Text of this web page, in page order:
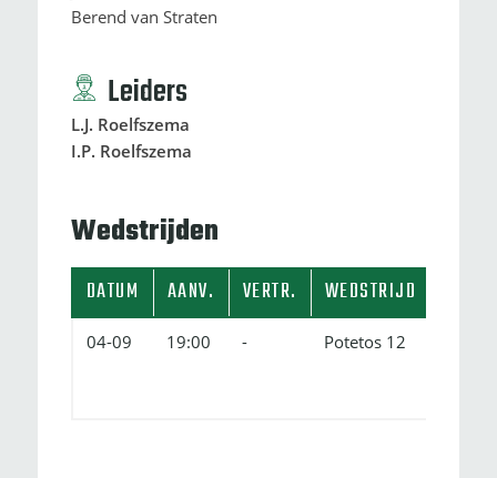
Berend van Straten
Leiders
L.J. Roelfszema
I.P. Roelfszema
Wedstrijden
DATUM AANV. VERTR. WEDSTRIJD
04-09 19:00 - Potetos 12